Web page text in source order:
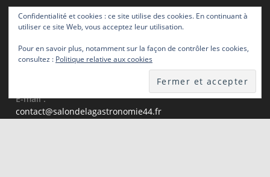
Mobile :
E-mail :
contact@salondelagastronomie44.frS’ouvre
Confidentialité et cookies : ce site utilise des cookies. En continuant à
utiliser ce site Web, vous acceptez leur utilisation.
Pour en savoir plus, notamment sur la façon de contrôler les cookies,
consultez : Politique relative aux cookies